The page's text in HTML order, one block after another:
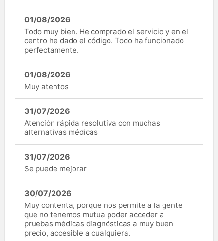
01/08/2026
Todo muy bien. He comprado el servicio y en el
centro he dado el código. Todo ha funcionado
perfectamente.
01/08/2026
Muy atentos
31/07/2026
Atención rápida resolutiva con muchas
alternativas médicas
31/07/2026
Se puede mejorar
30/07/2026
Muy contenta, porque nos permite a la gente
que no tenemos mutua poder acceder a
pruebas médicas diagnósticas a muy buen
precio, accesible a cualquiera.